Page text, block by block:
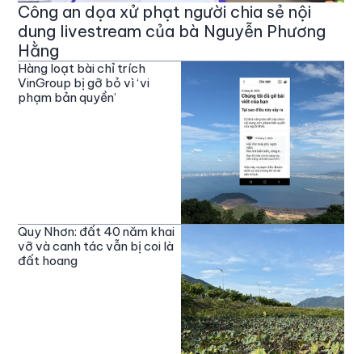
Công an dọa xử phạt người chia sẻ nội
dung livestream của bà Nguyễn Phương
Hằng
Hàng loạt bài chỉ trích
VinGroup bị gỡ bỏ vì ‘vi
phạm bản quyền’
Quy Nhơn: đất 40 năm khai
vỡ và canh tác vẫn bị coi là
đất hoang